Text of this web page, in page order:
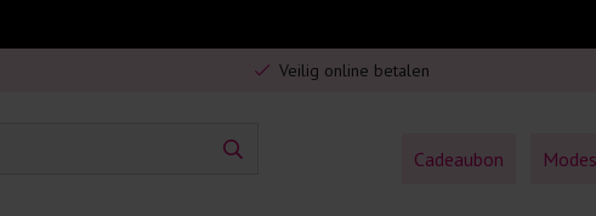
Veilig online betalen
Gratis verzending in Nederland vanaf €75,-
Cadeaubon